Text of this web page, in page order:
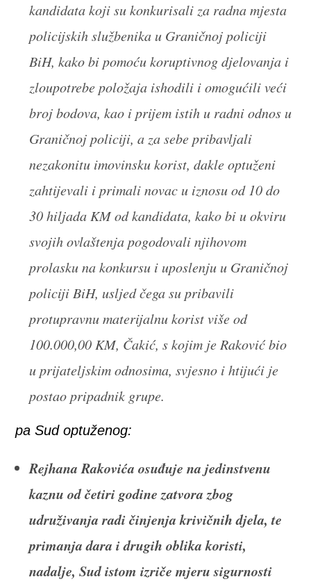
kandidata koji su konkurisali za radna mjesta
policijskih službenika u Graničnoj policiji
BiH, kako bi pomoću koruptivnog djelovanja i
zloupotrebe položaja ishodili i omogućili veći
broj bodova, kao i prijem istih u radni odnos u
Graničnoj policiji, a za sebe pribavljali
nezakonitu imovinsku korist, dakle optuženi
zahtijevali i primali novac u iznosu od 10 do
30 hiljada KM od kandidata, kako bi u okviru
svojih ovlaštenja pogodovali njihovom
prolasku na konkursu i uposlenju u Graničnoj
policiji BiH, usljed čega su pribavili
protupravnu materijalnu korist više od
100.000,00 KM, Čakić, s kojim je Raković bio
u prijateljskim odnosima, svjesno i htijući je
postao pripadnik grupe.
pa Sud optuženog:
Rejhana Rakovića osuđuje na jedinstvenu
kaznu od četiri godine zatvora zbog
udruživanja radi činjenja krivičnih djela, te
primanja dara i drugih oblika koristi,
nadalje, Sud istom izriče mjeru sigurnosti